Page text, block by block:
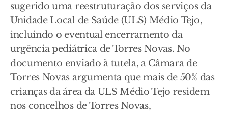
sugerido uma reestruturação dos serviços da
Unidade Local de Saúde (ULS) Médio Tejo,
incluindo o eventual encerramento da
urgência pediátrica de Torres Novas. No
documento enviado à tutela, a Câmara de
Torres Novas argumenta que mais de 50% das
crianças da área da ULS Médio Tejo residem
nos concelhos de Torres Novas,